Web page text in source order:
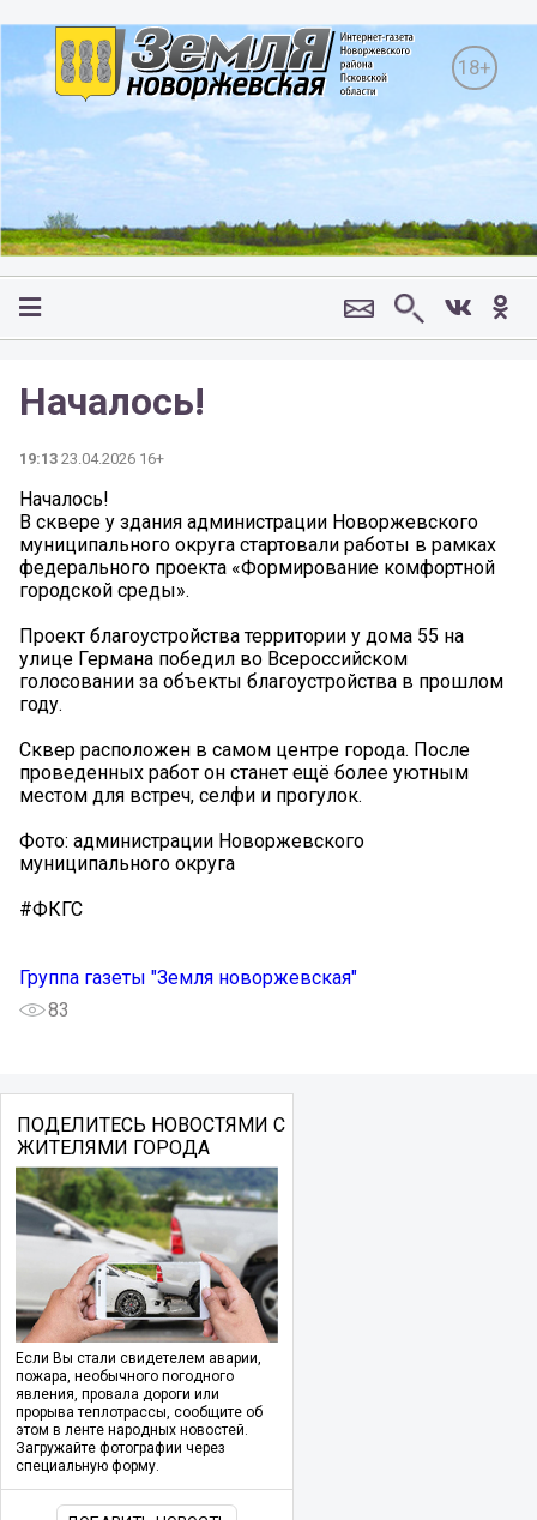
18+
Началось!
19:13 23.04.2026 16+
Началось!
В сквере у здания администрации Новоржевского
муниципального округа стартовали работы в рамках
федерального проекта «Формирование комфортной
городской среды».
Проект благоустройства территории у дома 55 на
улице Германа победил во Всероссийском
голосовании за объекты благоустройства в прошлом
году.
Сквер расположен в самом центре города. После
проведенных работ он станет ещё более уютным
местом для встреч, селфи и прогулок.
Фото: администрации Новоржевского
муниципального округа
#ФКГС
Группа газеты "Земля новоржевская"
83
ПОДЕЛИТЕСЬ НОВОСТЯМИ С
ЖИТЕЛЯМИ ГОРОДА
Если Вы стали свидетелем аварии,
пожара, необычного погодного
явления, провала дороги или
прорыва теплотрассы, сообщите об
этом в ленте народных новостей.
Загружайте фотографии через
специальную форму.